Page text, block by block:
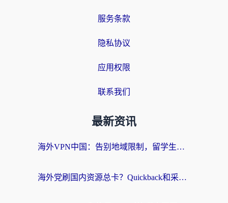
服务条款
隐私协议
应用权限
联系我们
最新资讯
海外VPN中国：告别地域限制，留学生与华人如何轻松刷国内剧、玩国服？
海外党刷国内资源总卡？Quickback和采集蜂好用吗？这篇指南帮你避坑